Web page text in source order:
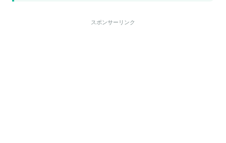
スポンサーリンク